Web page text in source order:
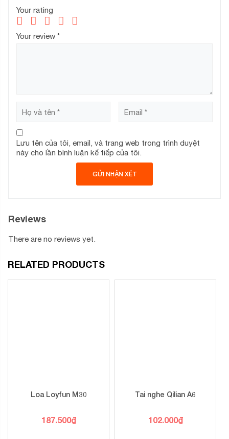
Your rating
Your review *
Lưu tên của tôi, email, và trang web trong trình duyệt
này cho lần bình luận kế tiếp của tôi.
Reviews
There are no reviews yet.
RELATED PRODUCTS
Loa Loyfun M30
187.500₫
Tai nghe Qilian A6
102.000₫